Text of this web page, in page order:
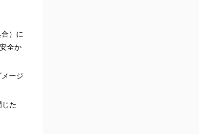
）に
全か
ージ
た